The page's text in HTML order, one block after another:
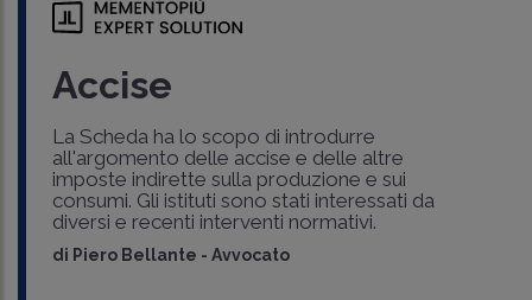
Accise
La Scheda ha lo scopo di introdurre
all'argomento delle accise e delle altre
imposte indirette sulla produzione e sui
consumi. Gli istituti sono stati interessati da
diversi e recenti interventi normativi.
di Piero Bellante - Avvocato